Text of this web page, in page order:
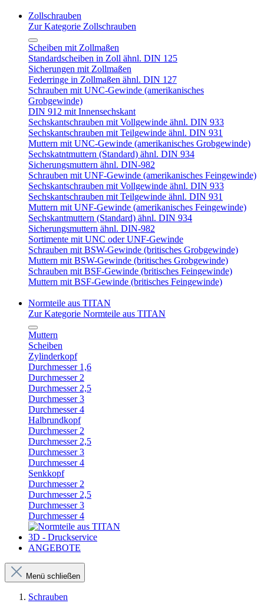
Zollschrauben
Zur Kategorie Zollschrauben
Scheiben mit Zollmaßen
Standardscheiben in Zoll ähnl. DIN 125
Sicherungen mit Zollmaßen
Federringe in Zollmaßen ähnl. DIN 127
Schrauben mit UNC-Gewinde (amerikanisches
Grobgewinde)
DIN 912 mit Innensechskant
Sechskantschrauben mit Vollgewinde ähnl. DIN 933
Sechskantschrauben mit Teilgewinde ähnl. DIN 931
Muttern mit UNC-Gewinde (amerikanisches Grobgewinde)
Sechskatntmuttern (Standard) ähnl. DIN 934
Sicherungsmuttern ähnl. DIN-982
Schrauben mit UNF-Gewinde (amerikanisches Feingewinde)
Sechskantschrauben mit Vollgewinde ähnl. DIN 933
Sechskantschrauben mit Teilgewinde ähnl. DIN 931
Muttern mit UNF-Gewinde (amerikanisches Feingewinde)
Sechskantmuttern (Standard) ähnl. DIN 934
Sicherungsmuttern ähnl. DIN-982
Sortimente mit UNC oder UNF-Gewinde
Schrauben mit BSW-Gewinde (britisches Grobgewinde)
Muttern mit BSW-Gewinde (britisches Grobgewinde)
Schrauben mit BSF-Gewinde (britisches Feingewinde)
Muttern mit BSF-Gewinde (britisches Feingewinde)
Normteile aus TITAN
Zur Kategorie Normteile aus TITAN
Muttern
Scheiben
Zylinderkopf
Durchmesser 1,6
Durchmesser 2
Durchmesser 2,5
Durchmesser 3
Durchmesser 4
Halbrundkopf
Durchmesser 2
Durchmesser 2,5
Durchmesser 3
Durchmesser 4
Senkkopf
Durchmesser 2
Durchmesser 2,5
Durchmesser 3
Durchmesser 4
3D - Druckservice
ANGEBOTE
Menü schließen
Schrauben